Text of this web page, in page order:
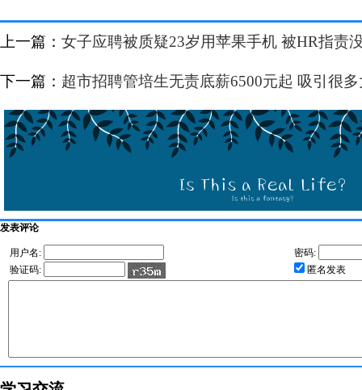
上一篇： 女子应聘被质疑23岁用苹果手机 被HR指责
下一篇： 超市招聘管培生无责底薪6500元起 吸引很
发表评论
用户名:
密码:
验证码:
匿名发表